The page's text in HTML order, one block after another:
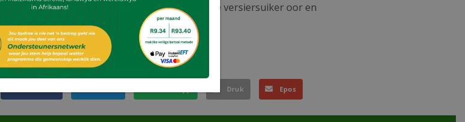
Keer uit op draadrakkie en koel af. Sprinkel droë versiersuiker oor en
bedien in skywe.
Deel dit!
Druk Epos